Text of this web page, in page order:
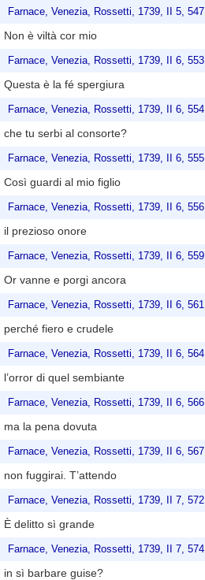
Farnace, Venezia, Rossetti, 1739, II 5, 547
Non è viltà cor mio
Farnace, Venezia, Rossetti, 1739, II 6, 553
Questa è la fé spergiura
Farnace, Venezia, Rossetti, 1739, II 6, 554
che tu serbi al consorte?
Farnace, Venezia, Rossetti, 1739, II 6, 555
Così guardi al mio figlio
Farnace, Venezia, Rossetti, 1739, II 6, 556
il prezioso onore
Farnace, Venezia, Rossetti, 1739, II 6, 559
Or vanne e porgi ancora
Farnace, Venezia, Rossetti, 1739, II 6, 561
perché fiero e crudele
Farnace, Venezia, Rossetti, 1739, II 6, 564
l’orror di quel sembiante
Farnace, Venezia, Rossetti, 1739, II 6, 566
ma la pena dovuta
Farnace, Venezia, Rossetti, 1739, II 6, 567
non fuggirai. T’attendo
Farnace, Venezia, Rossetti, 1739, II 7, 572
È delitto sì grande
Farnace, Venezia, Rossetti, 1739, II 7, 574
in sì barbare guise?